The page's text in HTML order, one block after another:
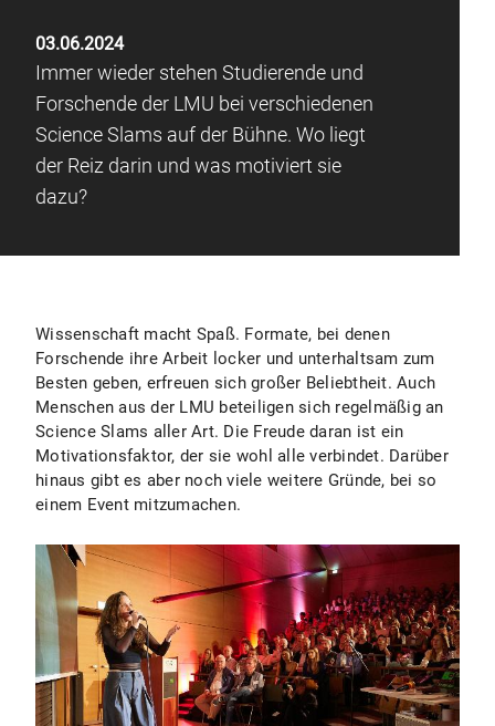
03.06.2024
Immer wieder stehen Studierende und
Forschende der LMU bei verschiedenen
Science Slams auf der Bühne. Wo liegt
der Reiz darin und was motiviert sie
dazu?
Wissenschaft macht Spaß. Formate, bei denen
Forschende ihre Arbeit locker und unterhaltsam zum
Besten geben, erfreuen sich großer Beliebtheit. Auch
Menschen aus der LMU beteiligen sich regelmäßig an
Science Slams aller Art. Die Freude daran ist ein
Motivationsfaktor, der sie wohl alle verbindet. Darüber
hinaus gibt es aber noch viele weitere Gründe, bei so
einem Event mitzumachen.